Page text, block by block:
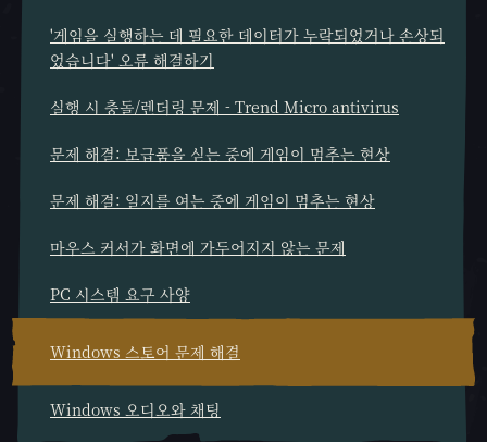
'게임을 실행하는 데 필요한 데이터가 누락되었거나 손상되
었습니다' 오류 해결하기
실행 시 충돌/렌더링 문제 - Trend Micro antivirus
문제 해결: 보급품을 싣는 중에 게임이 멈추는 현상
문제 해결: 일지를 여는 중에 게임이 멈추는 현상
마우스 커서가 화면에 가두어지지 않는 문제
PC 시스템 요구 사양
Windows 스토어 문제 해결
Windows 오디오와 채팅